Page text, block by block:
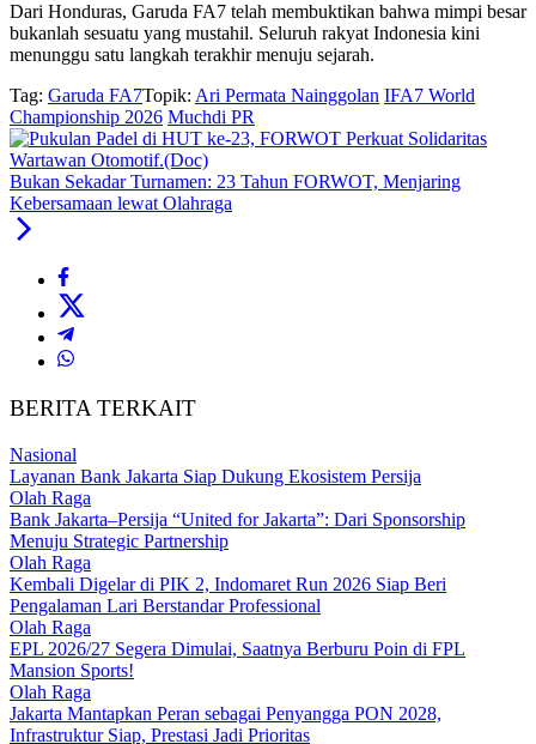
Dari Honduras, Garuda FA7 telah membuktikan bahwa mimpi besar
bukanlah sesuatu yang mustahil. Seluruh rakyat Indonesia kini
menunggu satu langkah terakhir menuju sejarah.
Tag: Garuda FA7Topik: Ari Permata Nainggolan IFA7 World
Championship 2026 Muchdi PR
Bukan Sekadar Turnamen: 23 Tahun FORWOT, Menjaring
Kebersamaan lewat Olahraga
BERITA TERKAIT
Nasional
Layanan Bank Jakarta Siap Dukung Ekosistem Persija
Olah Raga
Bank Jakarta–Persija “United for Jakarta”: Dari Sponsorship
Menuju Strategic Partnership
Olah Raga
Kembali Digelar di PIK 2, Indomaret Run 2026 Siap Beri
Pengalaman Lari Berstandar Professional
Olah Raga
EPL 2026/27 Segera Dimulai, Saatnya Berburu Poin di FPL
Mansion Sports!
Olah Raga
Jakarta Mantapkan Peran sebagai Penyangga PON 2028,
Infrastruktur Siap, Prestasi Jadi Prioritas